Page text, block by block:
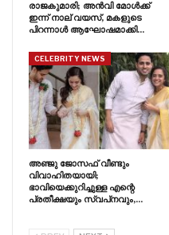
രാജകുമാരി; അൻവി മോൾക്ക്
ഇന്ന് നാല് വയസ്, മകളുടെ
പിറന്നാൾ ആഘോഷമാക്കി…
CELEBRITY NEWS
അഞ്ജു ജോസഫ് വീണ്ടും
വിവാഹിതയായി;
ഭാവിയെക്കുറിച്ചുള്ള എന്റെ
പ്രതീക്ഷയും സ്വപ്‍നവും,…